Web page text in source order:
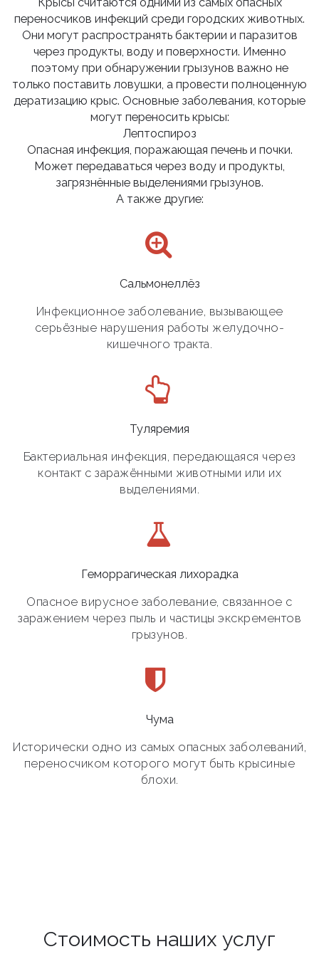
переносчиков инфекций среди городских животных.
Они могут распространять бактерии и паразитов
через продукты, воду и поверхности. Именно
поэтому при обнаружении грызунов важно не
только поставить ловушки, а провести полноценную
дератизацию крыс. Основные заболевания, которые
могут переносить крысы:
Лептоспироз
Опасная инфекция, поражающая печень и почки.
Может передаваться через воду и продукты,
загрязнённые выделениями грызунов.
А также другие:
Сальмонеллёз
Инфекционное заболевание, вызывающее
серьёзные нарушения работы желудочно-
кишечного тракта.
Туляремия
Бактериальная инфекция, передающаяся через
контакт с заражёнными животными или их
выделениями.
Геморрагическая лихорадка
Опасное вирусное заболевание, связанное с
заражением через пыль и частицы экскрементов
грызунов.
Чума
Исторически одно из самых опасных заболеваний,
переносчиком которого могут быть крысиные
блохи.
Стоимость наших услуг